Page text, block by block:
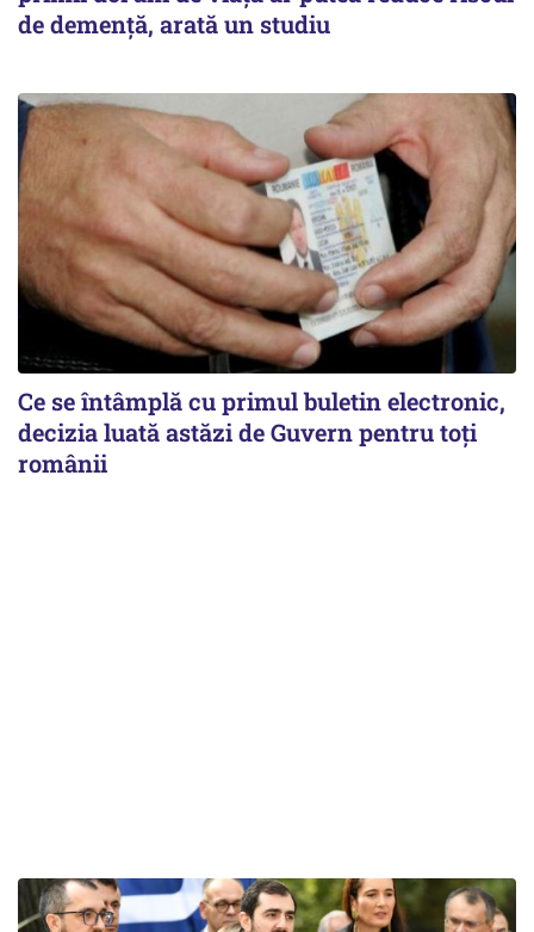
de demență, arată un studiu
Ce se întâmplă cu primul buletin electronic,
decizia luată astăzi de Guvern pentru toți
românii